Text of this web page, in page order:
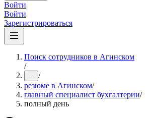
Войти
Войти
Зарегистрироваться
Поиск сотрудников в Агинском
/
... /
резюме в Агинском/
главный специалист бухгалтерии/
полный день